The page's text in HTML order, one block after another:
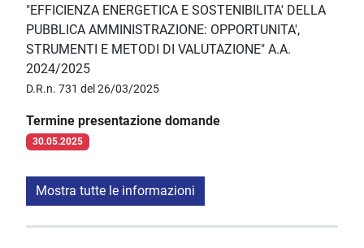
"EFFICIENZA ENERGETICA E SOSTENIBILITA' DELLA
PUBBLICA AMMINISTRAZIONE: OPPORTUNITA',
STRUMENTI E METODI DI VALUTAZIONE" A.A.
2024/2025
D.R.n. 731 del 26/03/2025
Termine presentazione domande
30.05.2025
Mostra tutte le informazioni